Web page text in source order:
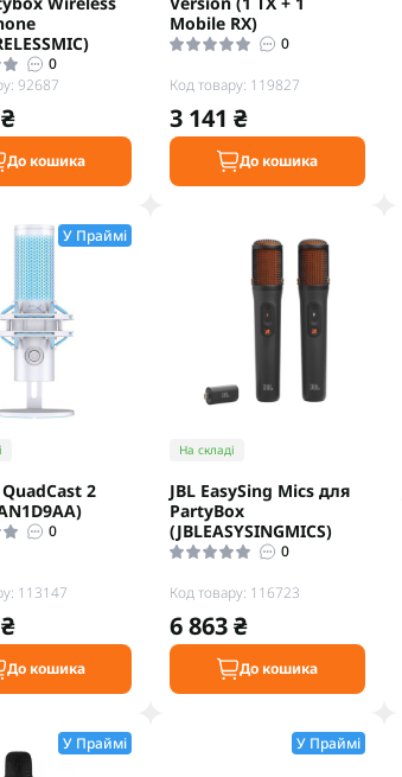
0
92687
До кошика
Mobile RX)
0
Код товару: 119827
3 141 ₴
До кошика
У Праймі
2
0
113147
До кошика
На складі
JBL EasySing Mics для
PartyBox
(JBLEASYSINGMICS)
0
Код товару: 116723
6 863 ₴
До кошика
У Праймі У Праймі